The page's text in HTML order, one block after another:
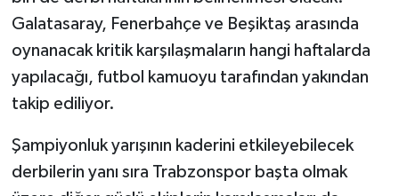
Galatasaray, Fenerbahçe ve Beşiktaş arasında
oynanacak kritik karşılaşmaların hangi haftalarda
yapılacağı, futbol kamuoyu tarafından yakından
takip ediliyor.
Şampiyonluk yarışının kaderini etkileyebilecek
derbilerin yanı sıra Trabzonspor başta olmak